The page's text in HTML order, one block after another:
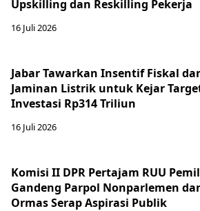
Upskilling dan Reskilling Pekerja
16 Juli 2026
Jabar Tawarkan Insentif Fiskal
Jaminan Listrik untuk Kejar
Investasi Rp314 Triliun
16 Juli 2026
Komisi II DPR Pertajam RUU
Gandeng Parpol Nonparlemen
Ormas Serap Aspirasi Publik